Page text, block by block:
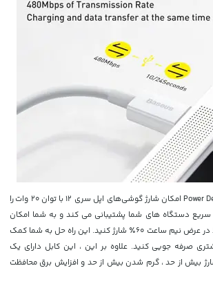
امکان شارژ گوشی‌های اپل سری 12 با توان 20 وات
را
سریع دستگاه های شما پشتیبانی می کند و به شما امکان
می دهد باتری خود را فقط در عرض نیم ساعت 60٪ شارژ کنید. این راه حل به شما کمک
صرفه جویی کنید. علاوه بر این ، این کابل دارای یک
بیش از حد ، گرم شدن بیش از حد و افزایش برق محافظت